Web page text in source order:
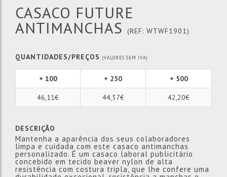
CASACO FUTURE
ANTIMANCHAS (REF: WTWF1901)
QUANTIDADES/PREÇOS (VALORES SEM IVA)
+ 100 + 250 + 500
46,11€ 44,37€ 42,20€
DESCRIÇÃO
Mantenha a aparência dos seus colaboradores
limpa e cuidada com este casaco antimanchas
personalizado. É um casaco laboral publicitário
concebido em tecido beaver nylon de alta
resistência com costura tripla, que lhe confere uma